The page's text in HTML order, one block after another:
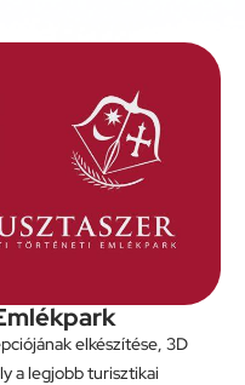
elkészítése, 3D
a legjobb turisztikai